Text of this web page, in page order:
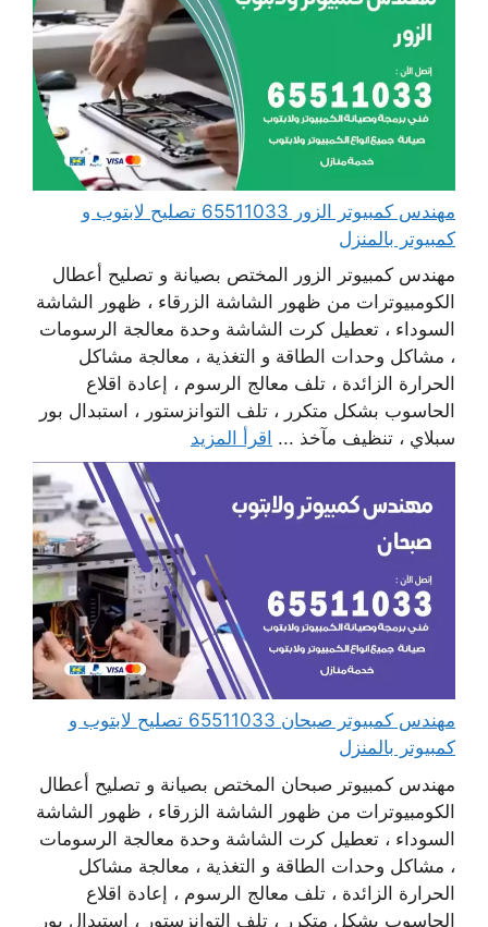
مهندس كمبيوتر الزور 65511033 تصليح لابتوب و
كمبيوتر بالمنزل
مهندس كمبيوتر الزور المختص بصيانة و تصليح أعطال
الكومبيوترات من ظهور الشاشة الزرقاء ، ظهور الشاشة
السوداء ، تعطيل كرت الشاشة وحدة معالجة الرسومات
، مشاكل وحدات الطاقة و التغذية ، معالجة مشاكل
الحرارة الزائدة ، تلف معالج الرسوم ، إعادة اقلاع
الحاسوب بشكل متكرر ، تلف التوانزستور ، استبدال بور
سبلاي ، تنظيف مآخذ ... اقرأ المزيد
مهندس كمبيوتر صبحان 65511033 تصليح لابتوب و
كمبيوتر بالمنزل
مهندس كمبيوتر صبحان المختص بصيانة و تصليح أعطال
الكومبيوترات من ظهور الشاشة الزرقاء ، ظهور الشاشة
السوداء ، تعطيل كرت الشاشة وحدة معالجة الرسومات
، مشاكل وحدات الطاقة و التغذية ، معالجة مشاكل
الحرارة الزائدة ، تلف معالج الرسوم ، إعادة اقلاع
الحاسوب بشكل متكرر ، تلف التوانزستور ، استبدال بور